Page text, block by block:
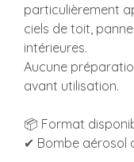
particulièrement
ciels de toit,
intérieures.
Aucune
avant utilisation.
📦 Format
✔ Bombe aérosol